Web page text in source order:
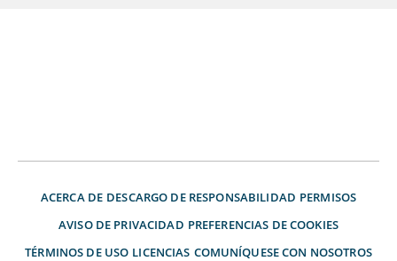
ACERCA DE DESCARGO DE RESPONSABILIDAD PERMISOS
AVISO DE PRIVACIDAD PREFERENCIAS DE COOKIES
TÉRMINOS DE USO LICENCIAS COMUNÍQUESE CON NOSOTROS